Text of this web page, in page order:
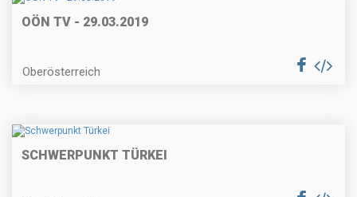
OÖN TV - 29.03.2019
Oberösterreich
SCHWERPUNKT TÜRKEI